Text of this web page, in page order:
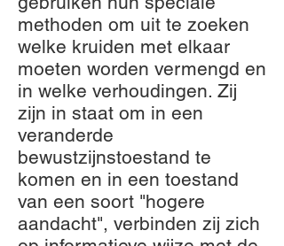
methoden om uit te zoeken
welke kruiden met elkaar
moeten worden vermengd en
in welke verhoudingen. Zij
zijn in staat om in een
veranderde
bewustzijnstoestand te
komen en in een toestand
van een soort "hogere
aandacht", verbinden zij zich